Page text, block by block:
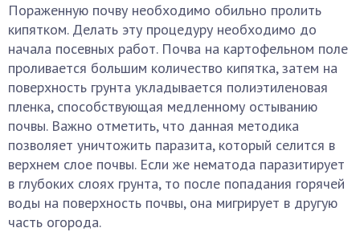
Пораженную почву необходимо обильно пролить
кипятком. Делать эту процедуру необходимо до
начала посевных работ. Почва на картофельном поле
проливается большим количество кипятка, затем на
поверхность грунта укладывается полиэтиленовая
пленка, способствующая медленному остыванию
почвы. Важно отметить, что данная методика
позволяет уничтожить паразита, который селится в
верхнем слое почвы. Если же нематода паразитирует
в глубоких слоях грунта, то после попадания горячей
воды на поверхность почвы, она мигрирует в другую
часть огорода.